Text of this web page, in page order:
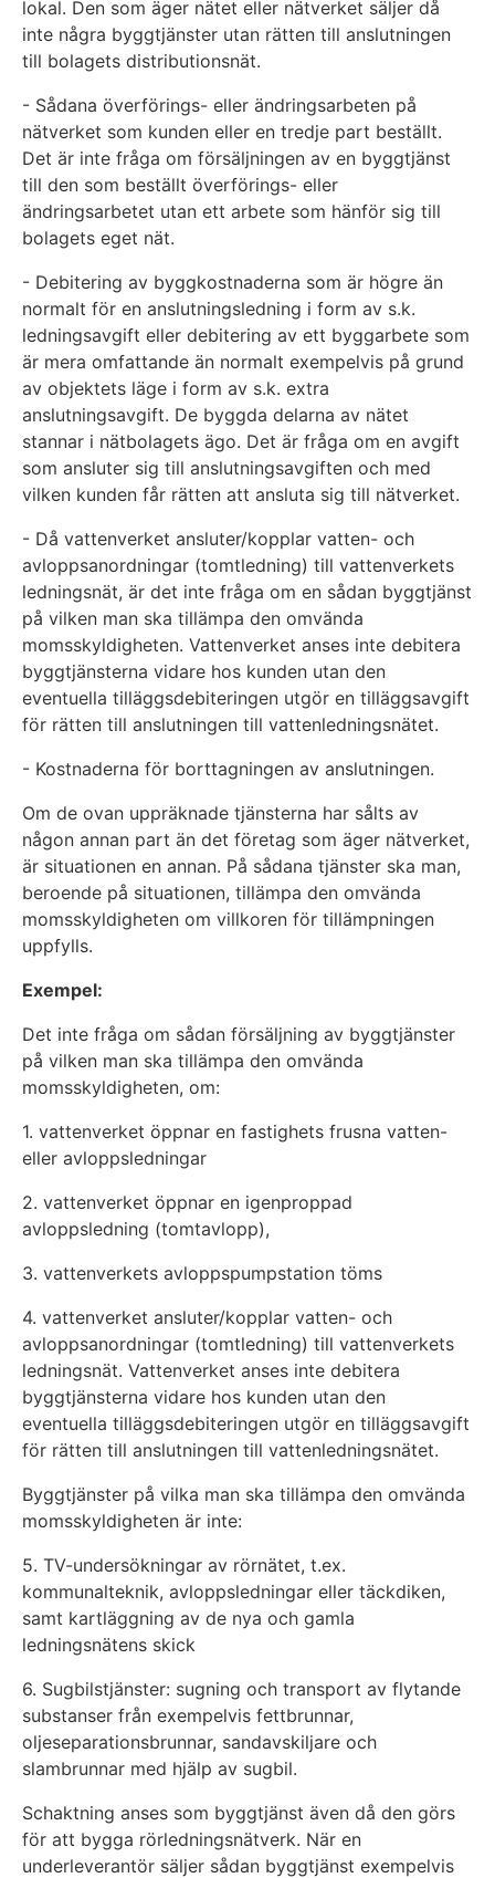
lokal. Den som äger nätet eller nätverket säljer då
inte några byggtjänster utan rätten till anslutningen
till bolagets distributionsnät.
- Sådana överförings- eller ändringsarbeten på
nätverket som kunden eller en tredje part beställt.
Det är inte fråga om försäljningen av en byggtjänst
till den som beställt överförings- eller
ändringsarbetet utan ett arbete som hänför sig till
bolagets eget nät.
- Debitering av byggkostnaderna som är högre än
normalt för en anslutningsledning i form av s.k.
ledningsavgift eller debitering av ett byggarbete som
är mera omfattande än normalt exempelvis på grund
av objektets läge i form av s.k. extra
anslutningsavgift. De byggda delarna av nätet
stannar i nätbolagets ägo. Det är fråga om en avgift
som ansluter sig till anslutningsavgiften och med
vilken kunden får rätten att ansluta sig till nätverket.
- Då vattenverket ansluter/kopplar vatten- och
avloppsanordningar (tomtledning) till vattenverkets
ledningsnät, är det inte fråga om en sådan byggtjänst
på vilken man ska tillämpa den omvända
momsskyldigheten. Vattenverket anses inte debitera
byggtjänsterna vidare hos kunden utan den
eventuella tilläggsdebiteringen utgör en tilläggsavgift
för rätten till anslutningen till vattenledningsnätet.
- Kostnaderna för borttagningen av anslutningen.
Om de ovan uppräknade tjänsterna har sålts av
någon annan part än det företag som äger nätverket,
är situationen en annan. På sådana tjänster ska man,
beroende på situationen, tillämpa den omvända
momsskyldigheten om villkoren för tillämpningen
uppfylls.
Exempel:
Det inte fråga om sådan försäljning av byggtjänster
på vilken man ska tillämpa den omvända
momsskyldigheten, om:
1. vattenverket öppnar en fastighets frusna vatten-
eller avloppsledningar
2. vattenverket öppnar en igenproppad
avloppsledning (tomtavlopp),
3. vattenverkets avloppspumpstation töms
4. vattenverket ansluter/kopplar vatten- och
avloppsanordningar (tomtledning) till vattenverkets
ledningsnät. Vattenverket anses inte debitera
byggtjänsterna vidare hos kunden utan den
eventuella tilläggsdebiteringen utgör en tilläggsavgift
för rätten till anslutningen till vattenledningsnätet.
Byggtjänster på vilka man ska tillämpa den omvända
momsskyldigheten är inte:
5. TV-undersökningar av rörnätet, t.ex.
kommunalteknik, avloppsledningar eller täckdiken,
samt kartläggning av de nya och gamla
ledningsnätens skick
6. Sugbilstjänster: sugning och transport av flytande
substanser från exempelvis fettbrunnar,
oljeseparationsbrunnar, sandavskiljare och
slambrunnar med hjälp av sugbil.
Schaktning anses som byggtjänst även då den görs
för att bygga rörledningsnätverk. När en
underleverantör säljer sådan byggtjänst exempelvis